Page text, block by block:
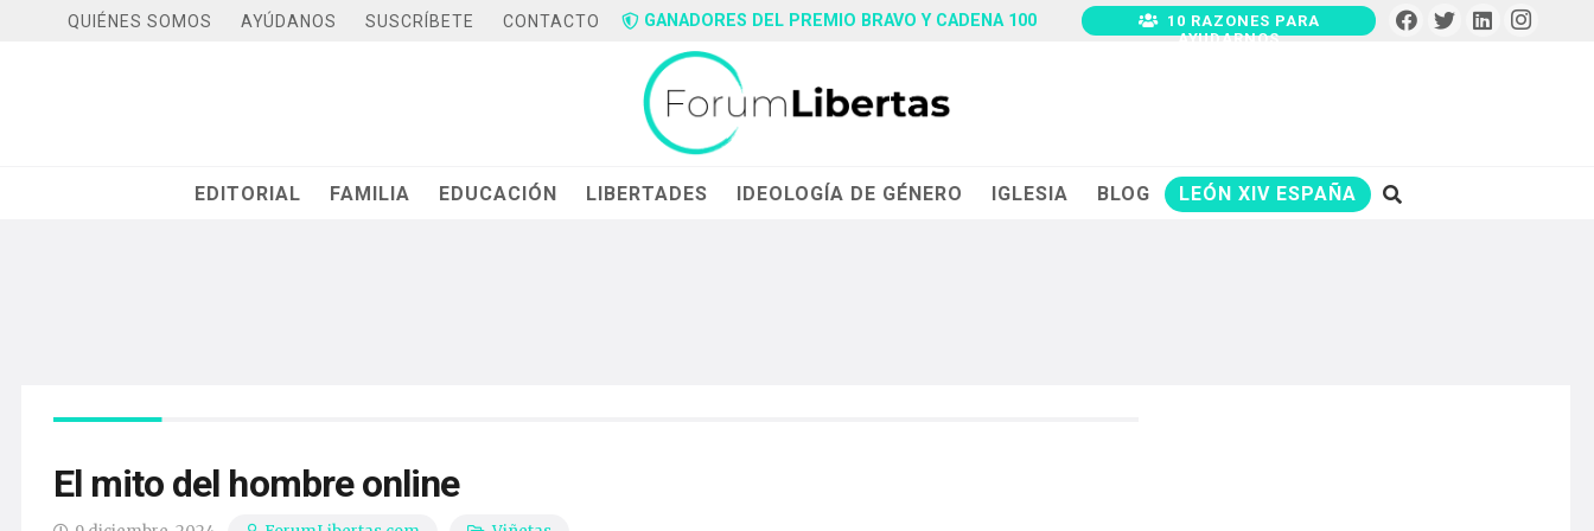
QUIÉNES SOMOS AYÚDANOS SUSCRÍBETE CONTACTO GANADORES DEL PREMIO BRAVO Y CADENA 100
10 RAZONES PARA
AYUDARNOS
EDITORIAL FAMILIA EDUCACIÓN LIBERTADES IDEOLOGÍA DE GÉNERO IGLESIA BLOG LEÓN XIV ESPAÑA
El mito del hombre online